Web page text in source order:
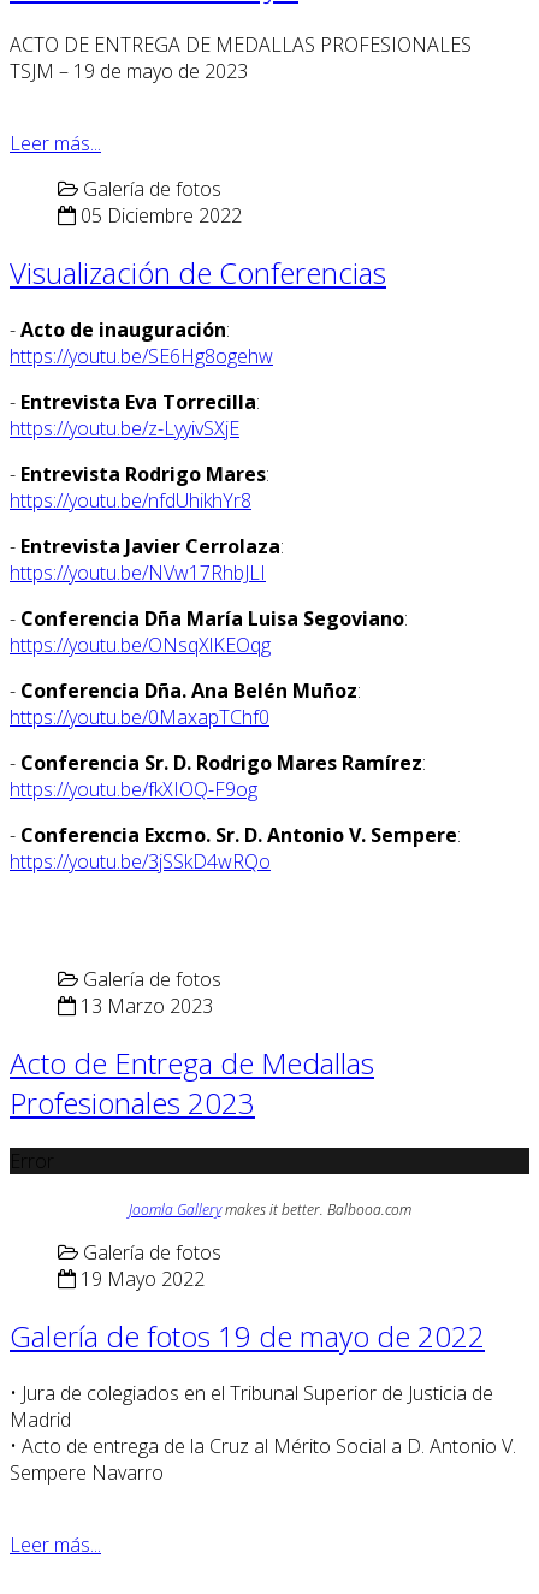
ACTO DE ENTREGA DE MEDALLAS PROFESIONALES
TSJM – 19 de mayo de 2023
Leer más...
Galería de fotos
05 Diciembre 2022
Visualización de Conferencias
-Acto de inauguración:
https://youtu.be/SE6Hg8ogehw
- Entrevista Eva Torrecilla:
https://youtu.be/z-LyyivSXjE
- Entrevista Rodrigo Mares:
https://youtu.be/nfdUhikhYr8
- Entrevista Javier Cerrolaza:
https://youtu.be/NVw17RhbJLI
- Conferencia Dña María Luisa Segoviano:
https://youtu.be/ONsqXlKEOqg
- Conferencia Dña. Ana Belén Muñoz:
https://youtu.be/0MaxapTChf0
- Conferencia Sr. D. Rodrigo Mares Ramírez:
https://youtu.be/fkXIOQ-F9og
- Conferencia Excmo. Sr. D. Antonio V. Sempere:
https://youtu.be/3jSSkD4wRQo
Galería de fotos
13 Marzo 2023
Acto de Entrega de Medallas
Profesionales 2023
Joomla Gallerymakes it better. Balbooa.com
Galería de fotos
19 Mayo 2022
Galería de fotos 19 de mayo de 2022
• Jura de colegiados en el Tribunal Superior de Justicia de
Madrid
• Acto de entrega de la Cruz al Mérito Social a D. Antonio V.
Sempere Navarro
Leer más...